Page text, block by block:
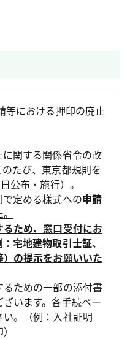
等における押印の廃止
関する関係省令の改
たび、東京都規則を
公布・施行）。
定める様式への申請
ため、窓口受付にお
宅地建物取引士証、
の提示をお願いいた
ための一部の添付書
います。各手続ペー
。（例：入社証明